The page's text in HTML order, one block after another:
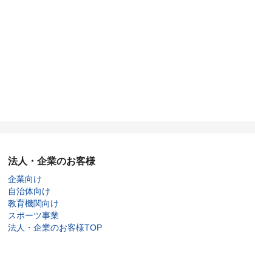
法人・企業のお客様
企業向け
自治体向け
教育機関向け
スポーツ事業
法人・企業のお客様TOP